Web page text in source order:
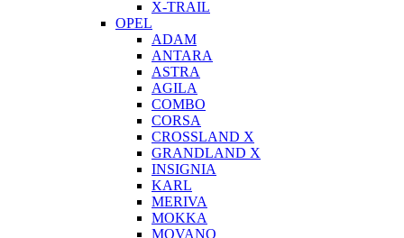
X-TRAIL
OPEL
ADAM
ANTARA
ASTRA
AGILA
COMBO
CORSA
CROSSLAND X
GRANDLAND X
INSIGNIA
KARL
MERIVA
MOKKA
MOVANO